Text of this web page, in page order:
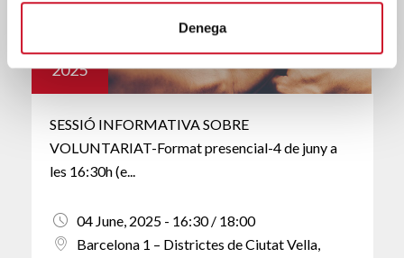
Denega
JUNY
2025
SESSIÓ INFORMATIVA SOBRE
VOLUNTARIAT-Format presencial-4 de juny a
les 16:30h (e...
04 June, 2025 - 16:30 / 18:00
Barcelona 1 – Districtes de Ciutat Vella,